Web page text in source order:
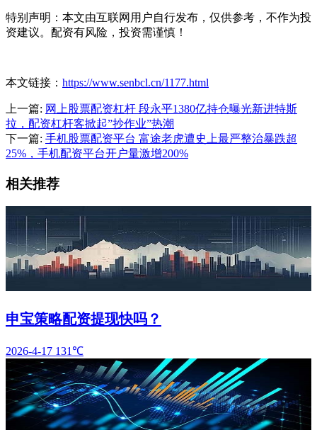
特别声明：本文由互联网用户自行发布，仅供参考，不作为投
资建议。配资有风险，投资需谨慎！
本文链接： https://www.senbcl.cn/1177.html
上一篇: 网上股票配资杠杆 段永平1380亿持仓曝光新进特斯
拉，配资杠杆客掀起”抄作业”热潮
下一篇: 手机股票配资平台 富途老虎遭史上最严整治暴跌超
25%，手机配资平台开户量激增200%
相关推荐
申宝策略配资提现快吗？
2026-4-17 131℃